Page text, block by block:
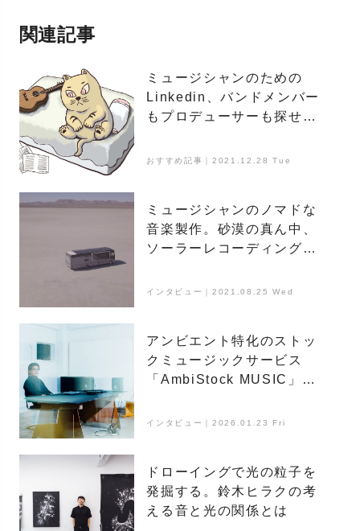
関連記事
ミュージシャンのための
Linkedin、バンドメンバー
もプロデューサーも探せる
おすすめ記事｜2021.12.28 Tue
ミュージシャンのノマドな
音楽製作。砂漠の真ん中、
ソーラーレコーディングス
インタビュー｜2021.08.25 Wed
アンビエント特化のストッ
クミュージックサービス
「AmbiStock MUSIC」が
割とは
インタビュー｜2026.01.23 Fri
ドローイングで光の粒子を
発掘する。鈴木ヒラクの考
える音と光の関係とは